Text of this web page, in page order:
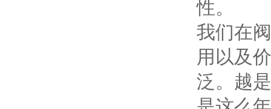
性。
我们在
用以及
泛。越